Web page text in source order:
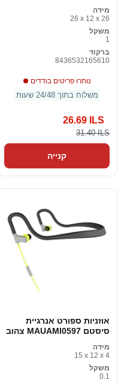
מידה
26 x 12 x 26
משקל
1
ברקוד
8436532165610
נותרו פריטים בודדים
משלוח בתוך 24/48 שעות
26.69 ILS
31.40 ILS
קנייה
אוזניות ספורט אנרגיית
סיסטם MAUAMI0597 צהוב
מידה
15 x 12 x 4
משקל
0.1